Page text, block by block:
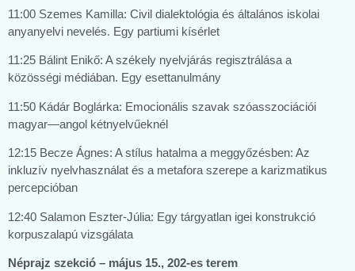
11:00 Szemes Kamilla: Civil dialektológia és általános iskolai
anyanyelvi nevelés. Egy partiumi kísérlet
11:25 Bálint Enikő: A székely nyelvjárás regisztrálása a
közösségi médiában. Egy esettanulmány
11:50 Kádár Boglárka: Emocionális szavak szóasszociációi
magyar—angol kétnyelvűeknél
12:15 Becze Ágnes: A stílus hatalma a meggyőzésben: Az
inkluzív nyelvhasználat és a metafora szerepe a karizmatikus
percepcióban
12:40 Salamon Eszter-Júlia: Egy tárgyatlan igei konstrukció
korpuszalapú vizsgálata
Néprajz szekció – május 15., 202-es terem